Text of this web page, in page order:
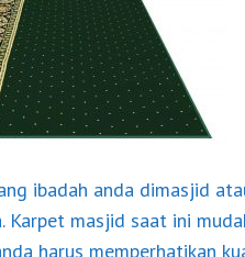
ibadah anda dimasjid
masjid saat ini
harus memperhatikan